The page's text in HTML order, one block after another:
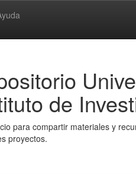
de
para compartir materiales y
proyectos.